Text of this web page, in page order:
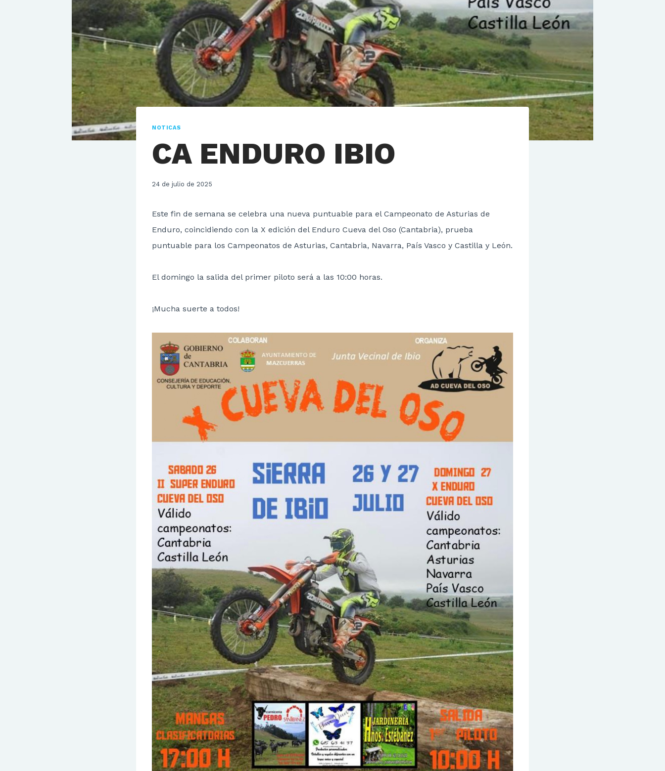
NOTICAS
CA ENDURO IBIO
24 de julio de 2025
Este fin de semana se celebra una nueva puntuable para el Campeonato de Asturias de
Enduro, coincidiendo con la X edición del Enduro Cueva del Oso (Cantabria), prueba
puntuable para los Campeonatos de Asturias, Cantabria, Navarra, País Vasco y Castilla y León.
El domingo la salida del primer piloto será a las 10:00 horas.
¡Mucha suerte a todos!